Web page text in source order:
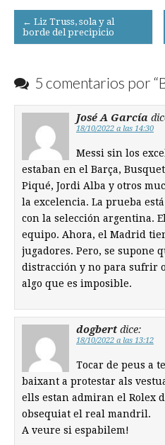
Post
navigation
← Liz Truss, sola y al
borde del precipicio
5 comentarios por “
José A García
18/10/2022 a las 14:30
Messi sin los
estaban en el Barça,
Piqué, Jordi Alba y otros
la excelencia. La prueba
con la selección argentina.
equipo. Ahora, el Madrid
jugadores. Pero, se supone
distracción y no para sufrir
algo que es imposible.
dogbert dice:
18/10/2022 a las 13:12
Tocar de peus a
baixant a protestar als
ells estan admiran el Rolex
obsequiat el real mandril.
A veure si espabilem!